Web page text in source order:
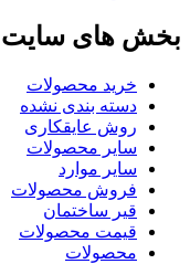
بخش های سایت
خرید محصولات
دسته بندی نشده
روش عایقکاری
سایر محصولات
سایر موارد
فروش محصولات
قیر ساختمان
قیمت محصولات
محصولات